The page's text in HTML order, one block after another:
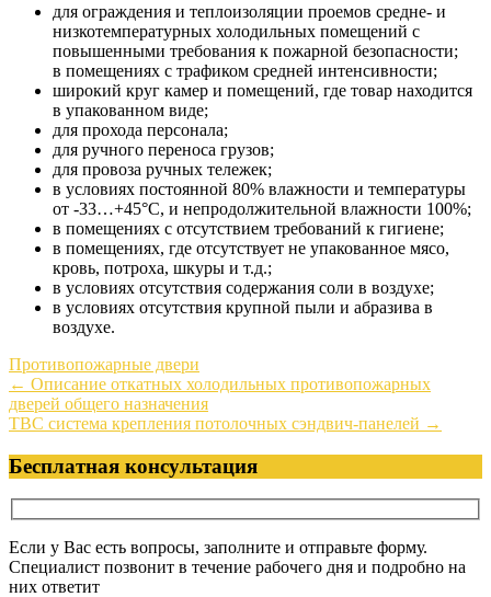
для ограждения и теплоизоляции проемов средне- и
низкотемпературных холодильных помещений с
повышенными требования к пожарной безопасности;
в помещениях с трафиком средней интенсивности;
широкий круг камер и помещений, где товар находится
в упакованном виде;
для прохода персонала;
для ручного переноса грузов;
для провоза ручных тележек;
в условиях постоянной 80% влажности и температуры
от -33…+45°С, и непродолжительной влажности 100%;
в помещениях с отсутствием требований к гигиене;
в помещениях, где отсутствует не упакованное мясо,
кровь, потроха, шкуры и т.д.;
в условиях отсутствия содержания соли в воздухе;
в условиях отсутствия крупной пыли и абразива в
воздухе.
Противопожарные двери
Post
navigation
← Описание откатных холодильных противопожарных
дверей общего назначения
ТВС система крепления потолочных сэндвич-панелей →
Бесплатная консультация
Если у Вас есть вопросы, заполните и отправьте форму.
Специалист позвонит в течение рабочего дня и подробно на
них ответит